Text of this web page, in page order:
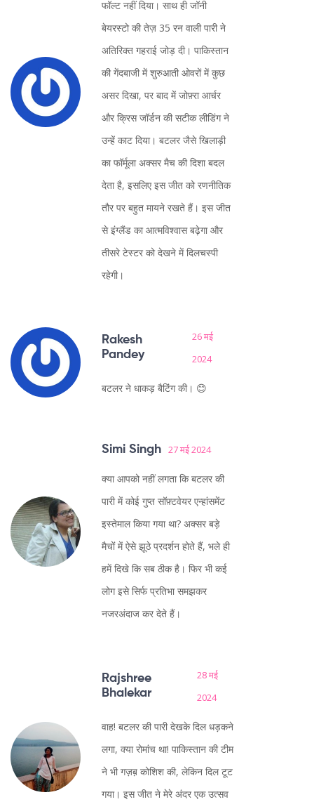
फॉल्ट नहीं दिया। साथ ही जॉनी
बेयरस्टो की तेज़ 35 रन वाली पारी ने
अतिरिक्त गहराई जोड़ दी। पाकिस्तान
की गेंदबाजी में शुरुआती ओवरों में कुछ
असर दिखा, पर बाद में जोफ़्रा आर्चर
और क्रिस जॉर्डन की सटीक लीडिंग ने
उन्हें काट दिया। बटलर जैसे खिलाड़ी
का फॉर्मूला अक्सर मैच की दिशा बदल
देता है, इसलिए इस जीत को रणनीतिक
तौर पर बहुत मायने रखते हैं। इस जीत
से इंग्लैंड का आत्मविश्वास बढ़ेगा और
तीसरे टेस्टर को देखने में दिलचस्पी
रहेगी।
Rakesh
Pandey
26 मई
2024
बटलर ने धाकड़ बैटिंग की। 😊
Simi Singh 27 मई 2024
क्या आपको नहीं लगता कि बटलर की
पारी में कोई गुप्त सॉफ़्टवेयर एन्हांसमेंट
इस्तेमाल किया गया था? अक्सर बड़े
मैचों में ऐसे झूठे प्रदर्शन होते हैं, भले ही
हमें दिखे कि सब ठीक है। फिर भी कई
लोग इसे सिर्फ प्रतिभा समझकर
नजरअंदाज कर देते हैं।
Rajshree
Bhalekar
28 मई
2024
वाह! बटलर की पारी देखके दिल धड़कने
लगा, क्या रोमांच था! पाकिस्तान की टीम
ने भी गज़ब़ कोशिश की, लेकिन दिल टूट
गया। इस जीत ने मेरे अंदर एक उत्सव